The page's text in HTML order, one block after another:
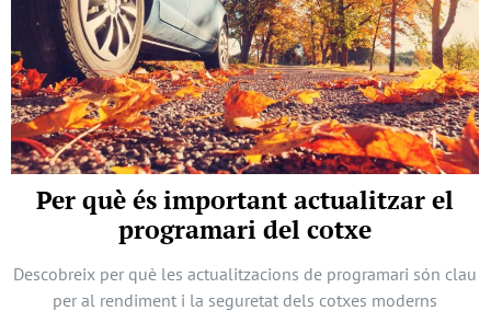
Per què és important actualitzar el
programari del cotxe
Descobreix per què les actualitzacions de programari són clau
per al rendiment i la seguretat dels cotxes moderns